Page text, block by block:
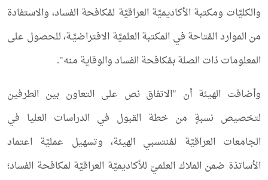
والكليَّات ومكتبة الأكاديميَّة العراقيَّة لمُكافحة الفساد، والاستفادة
من الموارد المُتاحة في المكتبة العلميَّة الافتراضيَّـة، للحصول على
المعلومات ذات الصلة بمُكافحة الفساد والوقاية منه".
وأضافت الهيئة أن "الاتفاق نص على التعاون بين الطرفين
لتخصيص نسبةٍ من خطة القبول في الدراسات العليا في
الجامعات العراقيَّة لمُنتسبي الهيئة، وتسهيل عمليَّة اعتماد
الأساتذة ضمن الملاك العلميّ للأكاديميَّة العراقيَّة لمكافحة الفساد؛